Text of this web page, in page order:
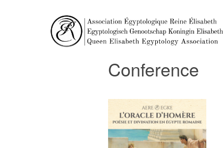
Conference